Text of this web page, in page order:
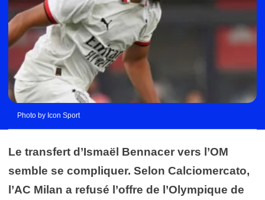
Photo by Icon Sport
Le transfert d’Ismaël Bennacer vers l’OM
semble se compliquer. Selon Calciomercato,
l’AC Milan a refusé l’offre de l’Olympique de